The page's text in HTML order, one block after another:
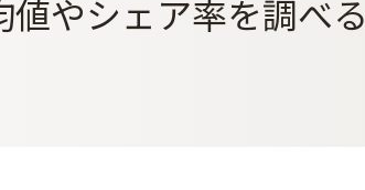
値やシェア率を調べる